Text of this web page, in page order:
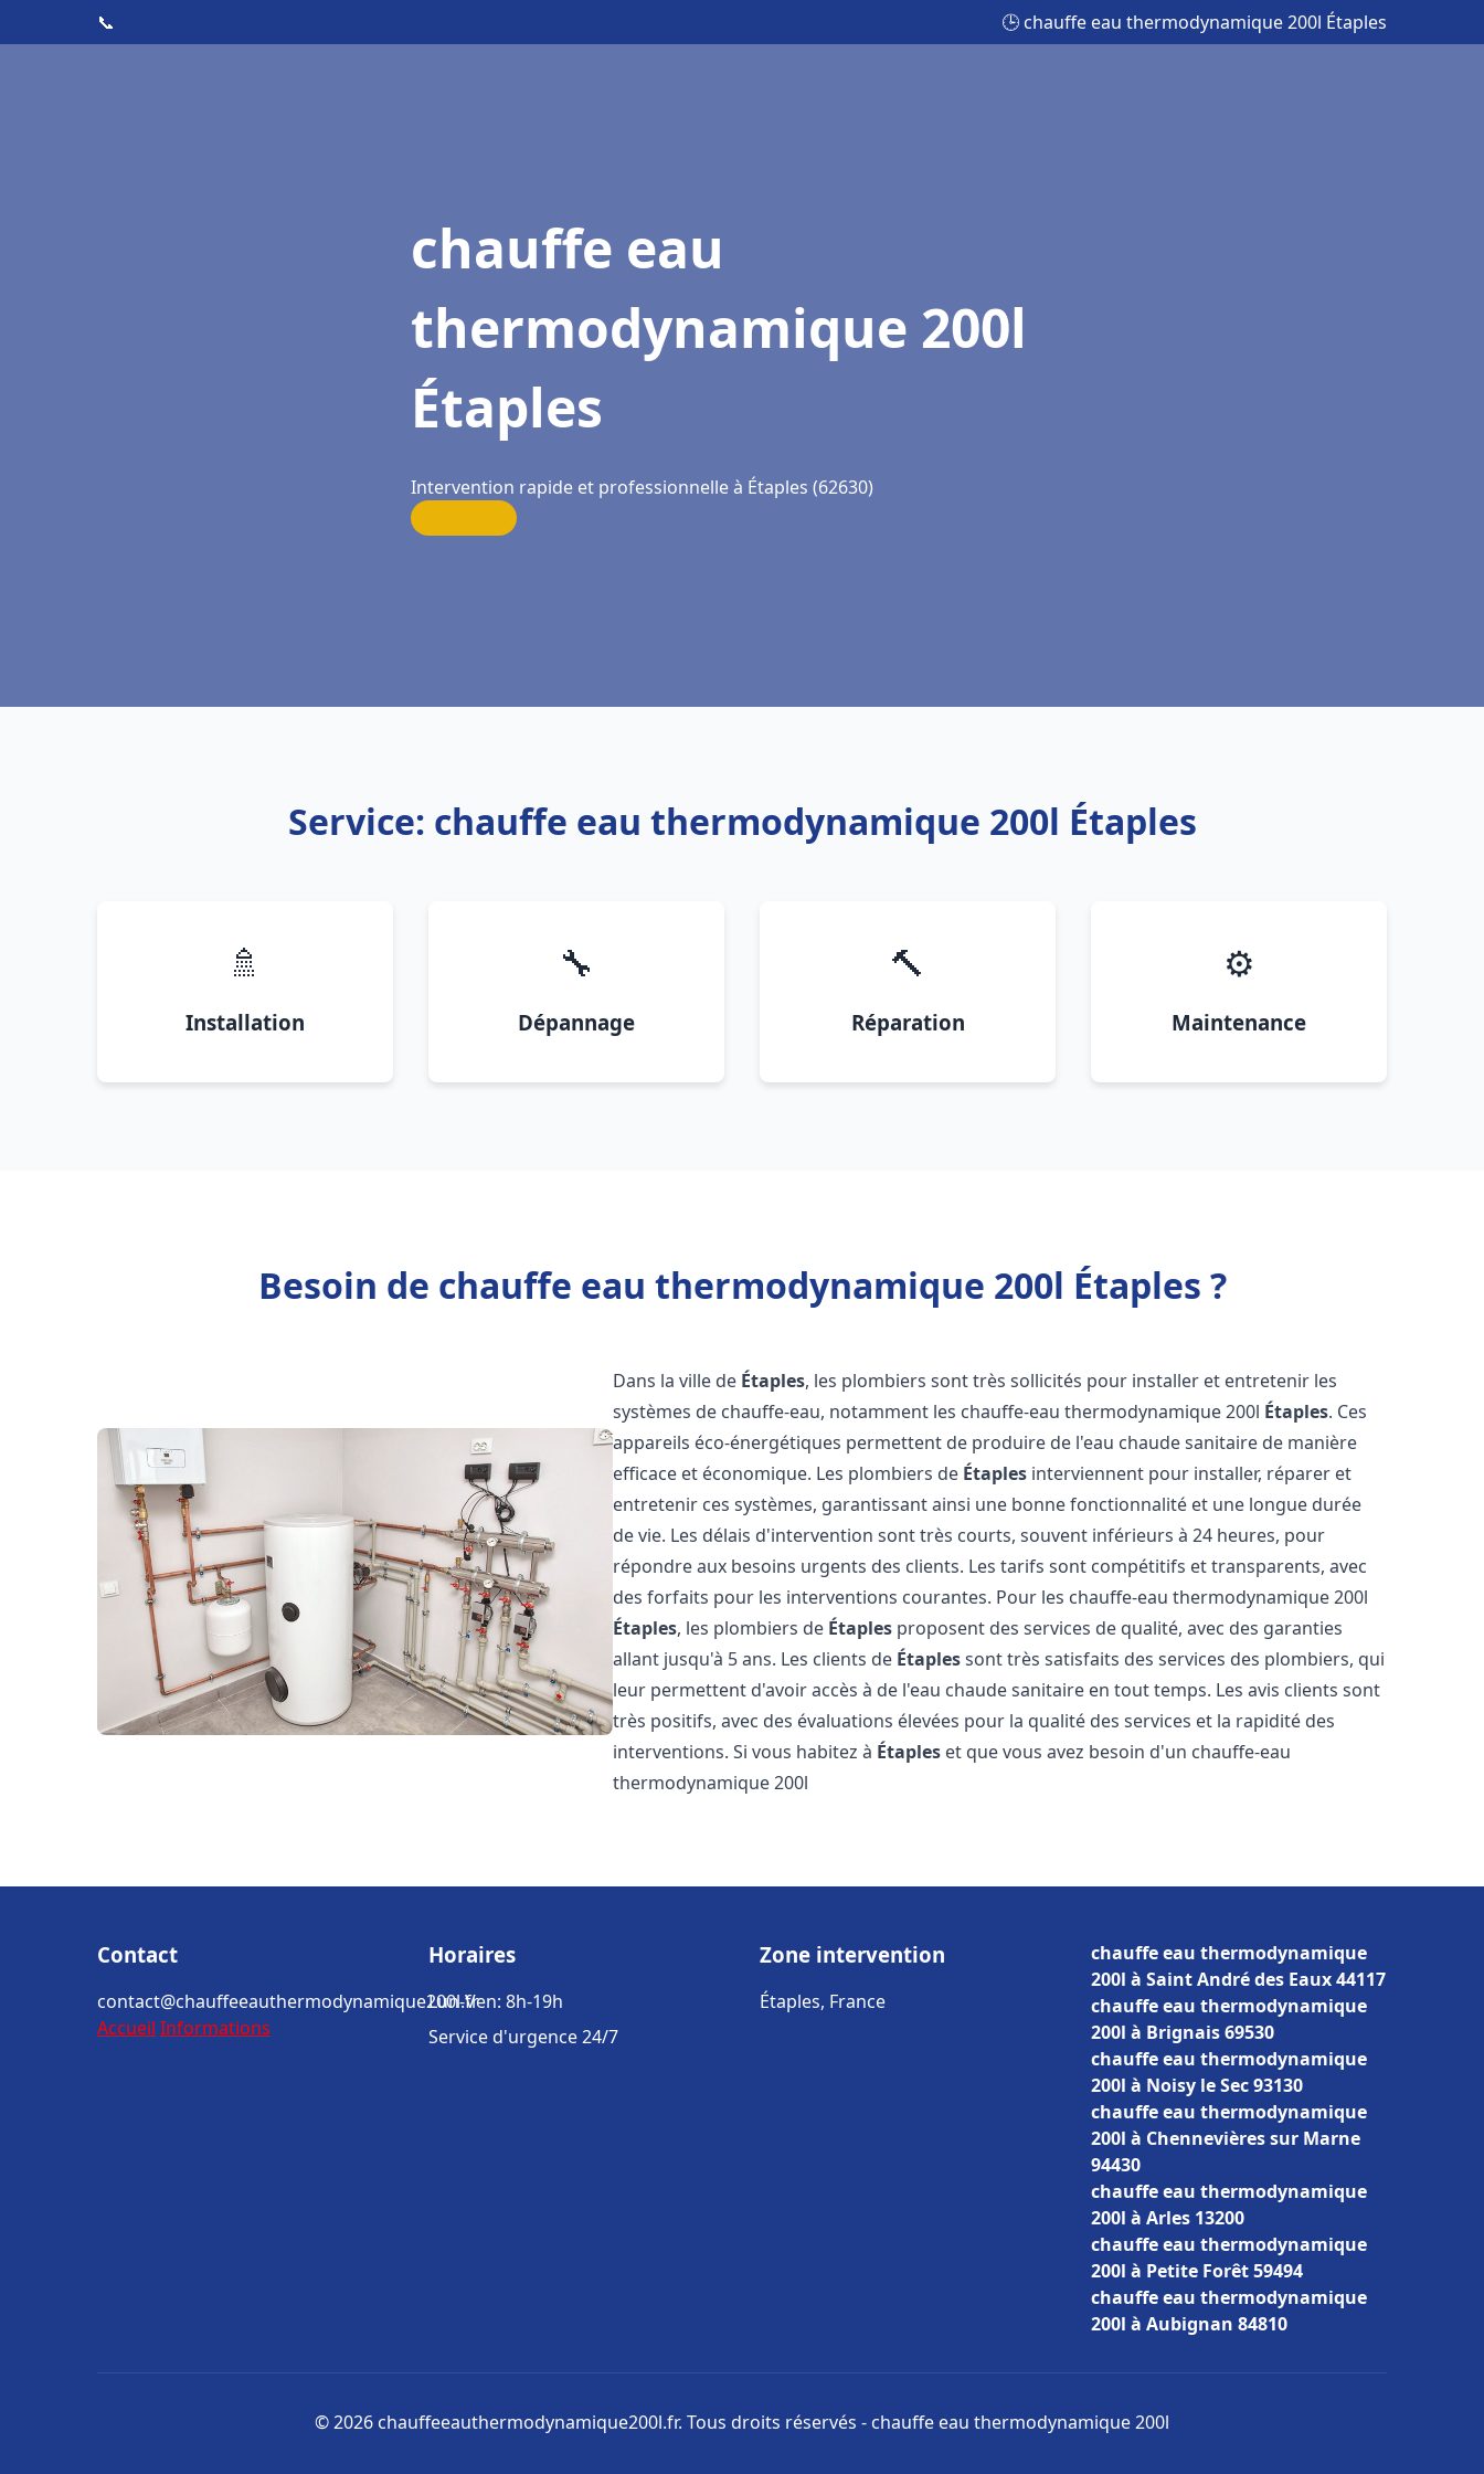
📞 🕒 chauffe eau thermodynamique 200l Étaples
chauffe eau
thermodynamique 200l
Étaples
Intervention rapide et professionnelle à Étaples (62630)
Service: chauffe eau thermodynamique 200l Étaples
🚿
Installation
🔧
Dépannage
🔨
Réparation
⚙️
Maintenance
Besoin de chauffe eau thermodynamique 200l Étaples ?
Dans la ville de Étaples, les plombiers sont très sollicités pour installer et entretenir les
systèmes de chauffe-eau, notamment les chauffe-eau thermodynamique 200l Étaples. Ces
appareils éco-énergétiques permettent de produire de l'eau chaude sanitaire de manière
efficace et économique. Les plombiers de Étaples interviennent pour installer, réparer et
entretenir ces systèmes, garantissant ainsi une bonne fonctionnalité et une longue durée
de vie. Les délais d'intervention sont très courts, souvent inférieurs à 24 heures, pour
répondre aux besoins urgents des clients. Les tarifs sont compétitifs et transparents, avec
des forfaits pour les interventions courantes. Pour les chauffe-eau thermodynamique 200l
Étaples, les plombiers de Étaples proposent des services de qualité, avec des garanties
allant jusqu'à 5 ans. Les clients de Étaplessont très satisfaits des services des plombiers, qui
leur permettent d'avoir accès à de l'eau chaude sanitaire en tout temps. Les avis clients sont
très positifs, avec des évaluations élevées pour la qualité des services et la rapidité des
interventions. Si vous habitez à Étaples et que vous avez besoin d'un chauffe-eau
thermodynamique 200l
Contact
contact@chauffeeauthermodynamique200l.fr
Accueil Informations
Horaires
Lun-Ven: 8h-19h
Service d'urgence 24/7
Zone intervention
Étaples, France
chauffe eau thermodynamique
200l à Saint André des Eaux 44117
chauffe eau thermodynamique
200l à Brignais 69530
chauffe eau thermodynamique
200l à Noisy le Sec 93130
chauffe eau thermodynamique
200l à Chennevières sur Marne
94430
chauffe eau thermodynamique
200l à Arles 13200
chauffe eau thermodynamique
200l à Petite Forêt 59494
chauffe eau thermodynamique
200l à Aubignan 84810
© 2026 chauffeeauthermodynamique200l.fr. Tous droits réservés - chauffe eau thermodynamique 200l